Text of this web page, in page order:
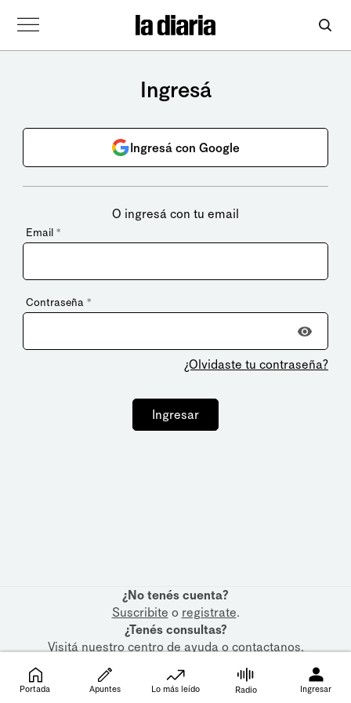
Ingresá
Ingresá con Google
O ingresá con tu email
Email *
Contraseña *
¿Olvidaste tu contraseña?
Ingresar
¿No tenés cuenta?
Suscribite o registrate.
¿Tenés consultas?
Visitá nuestrocentro de ayudaocontactanos.
Portada Apuntes Lo más leído Radio Ingresar